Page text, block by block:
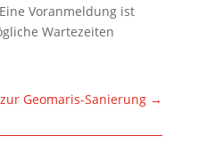
Voranmeldung ist
Wartezeiten
Geomaris-Sanierung →